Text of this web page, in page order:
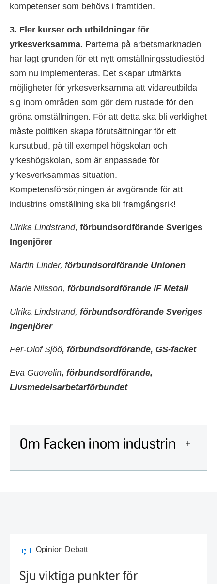
kompetenser som behövs i framtiden.
3. Fler kurser och utbildningar för
yrkesverksamma. Parterna på arbetsmarknaden
har lagt grunden för ett nytt omställningsstudiestöd
som nu implementeras. Det skapar utmärkta
möjligheter för yrkesverksamma att vidareutbilda
sig inom områden som gör dem rustade för den
gröna omställningen. För att detta ska bli verklighet
måste politiken skapa förutsättningar för ett
kursutbud, på till exempel högskolan och
yrkeshögskolan, som är anpassade för
yrkesverksammas situation.
Kompetensförsörjningen är avgörande för att
industrins omställning ska bli framgångsrik!
Ulrika Lindstrand, förbundsordförande Sveriges
Ingenjörer
Martin Linder, förbundsordförande Unionen
Marie Nilsson, förbundsordförande IF Metall
Ulrika Lindstrand, förbundsordförande Sveriges
Ingenjörer
Per-Olof Sjöö, förbundsordförande, GS-facket
Eva Guovelin, förbundsordförande,
Livsmedelsarbetarförbundet
Om Facken inom industrin
Opinion Debatt
Sju viktiga punkter för